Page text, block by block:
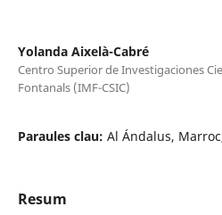
Yolanda Aixelà-Cabré
Centro Superior de Investigaciones
Fontanals (IMF-CSIC)
Paraules clau: Al Ándalus,
Resum